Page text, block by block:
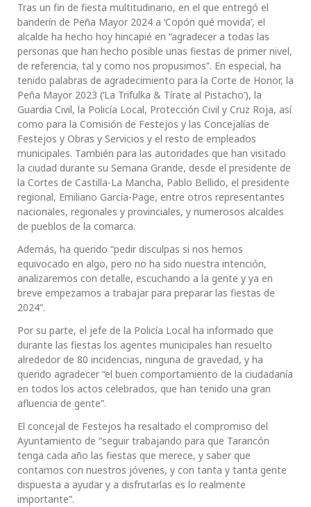
Tras un fin de fiesta multitudinario, en el que entregó el
banderín de Peña Mayor 2024 a ‘Copón qué movida’, el
alcalde ha hecho hoy hincapié en “agradecer a todas las
personas que han hecho posible unas fiestas de primer nivel,
de referencia, tal y como nos propusimos”. En especial, ha
tenido palabras de agradecimiento para la Corte de Honor, la
Peña Mayor 2023 (‘La Trifulka & Tírate al Pistacho’), la
Guardia Civil, la Policía Local, Protección Civil y Cruz Roja, así
como para la Comisión de Festejos y las Concejalías de
Festejos y Obras y Servicios y el resto de empleados
municipales. También para las autoridades que han visitado
la ciudad durante su Semana Grande, desde el presidente de
la Cortes de Castilla-La Mancha, Pablo Bellido, el presidente
regional, Emiliano García-Page, entre otros representantes
nacionales, regionales y provinciales, y numerosos alcaldes
de pueblos de la comarca.
Además, ha querido “pedir disculpas si nos hemos
equivocado en algo, pero no ha sido nuestra intención,
analizaremos con detalle, escuchando a la gente y ya en
breve empezamos a trabajar para preparar las fiestas de
2024”.
Por su parte, el jefe de la Policía Local ha informado que
durante las fiestas los agentes municipales han resuelto
alrededor de 80 incidencias, ninguna de gravedad, y ha
querido agradecer “el buen comportamiento de la ciudadanía
en todos los actos celebrados, que han tenido una gran
afluencia de gente”.
El concejal de Festejos ha resaltado el compromiso del
Ayuntamiento de “seguir trabajando para que Tarancón
tenga cada año las fiestas que merece, y saber que
contamos con nuestros jóvenes, y con tanta y tanta gente
dispuesta a ayudar y a disfrutarlas es lo realmente
importante”.